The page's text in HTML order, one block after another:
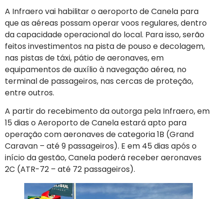
A Infraero vai habilitar o aeroporto de Canela para
que as aéreas possam operar voos regulares, dentro
da capacidade operacional do local. Para isso, serão
feitos investimentos na pista de pouso e decolagem,
nas pistas de táxi, pátio de aeronaves, em
equipamentos de auxílio à navegação aérea, no
terminal de passageiros, nas cercas de proteção,
entre outros.
A partir do recebimento da outorga pela Infraero, em
15 dias o Aeroporto de Canela estará apto para
operação com aeronaves de categoria 1B (Grand
Caravan – até 9 passageiros). E em 45 dias após o
início da gestão, Canela poderá receber aeronaves
2C (ATR-72 – até 72 passageiros).